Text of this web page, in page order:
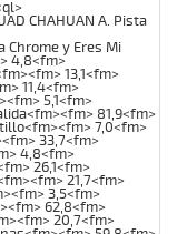
CHAHUAN A. Pista
Chrome y Eres Mi
4,8<fm>
13,1<fm>
11,4<fm>
5,1<fm>
81,9<fm>
7,0<fm>
33,7<fm>
4,8<fm>
26,1<fm>
21,7<fm>
3,5<fm>
62,8<fm>
20,7<fm>